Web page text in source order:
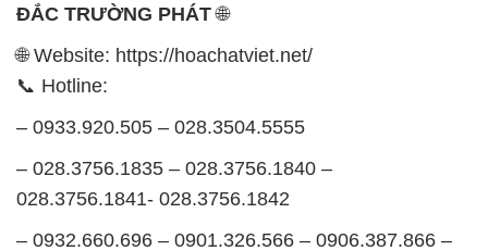
ĐẮC TRƯỜNG PHÁT🌐
🌐 Website: https://hoachatviet.net/
📞 Hotline:
– 0933.920.505 – 028.3504.5555
– 028.3756.1835 – 028.3756.1840 –
028.3756.1841- 028.3756.1842
– 0932.660.696 – 0901.326.566 – 0906.387.866 –